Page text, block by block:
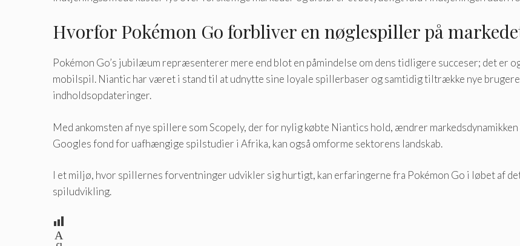
Hvorfor Pokémon Go forbliver en nøglespiller på
Pokémon Go’s jubilæum repræsenterer mere end blot en påmindelse om dens tidligere succeser; det er
mobilspil. Niantic har været i stand til at udnytte sine loyale spillerbaser og samtidig tiltrække nye
indholdsopdateringer.
Med ankomsten af ​​nye spillere som Scopely, der for nylig købte Niantics hold, ændrer
Googles fond for uafhængige spilstudier i Afrika, kan også omforme sektorens landskab.
I et miljø, hvor spillernes forventninger udvikler sig hurtigt, kan erfaringerne fra Pokémon Go i løbet af
spiludvikling.
A